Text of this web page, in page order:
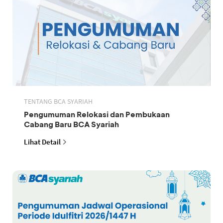
TENTANG BCA SYARIAH
Pengumuman Relokasi dan Pembukaan
Cabang Baru BCA Syariah
Lihat Detail